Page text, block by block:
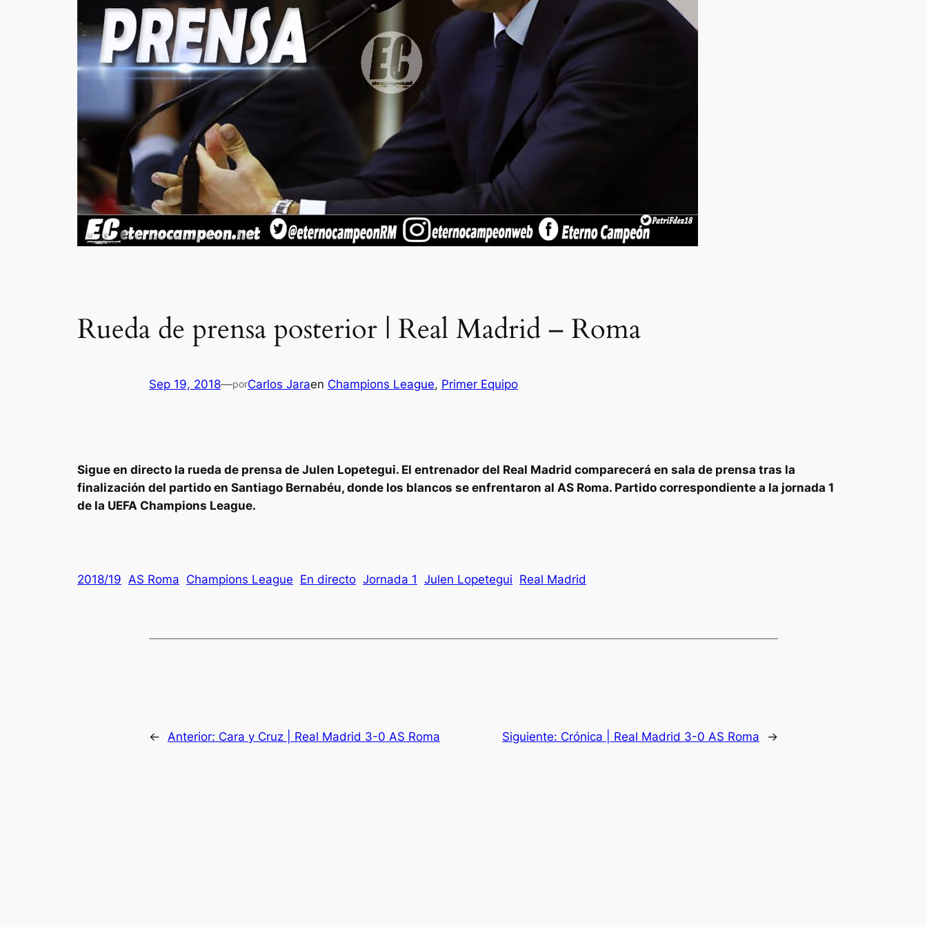
Rueda de prensa posterior | Real Madrid – Roma
Sep 19, 2018—porCarlos Jaraen Champions League, Primer Equipo
Sigue en directo la rueda de prensa de Julen Lopetegui. El entrenador del Real Madrid comparecerá en sala de prensa tras la
finalización del partido en Santiago Bernabéu, donde los blancos se enfrentaron al AS Roma. Partido correspondiente a la jornada 1
de la UEFA Champions League.
2018/19 AS Roma Champions League En directo Jornada 1 Julen Lopetegui Real Madrid
← Anterior: Cara y Cruz | Real Madrid 3-0 AS Roma Siguiente: Crónica | Real Madrid 3-0 AS Roma →